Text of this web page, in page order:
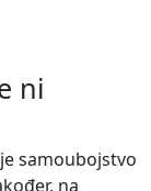
ni
samoubojstvo
na